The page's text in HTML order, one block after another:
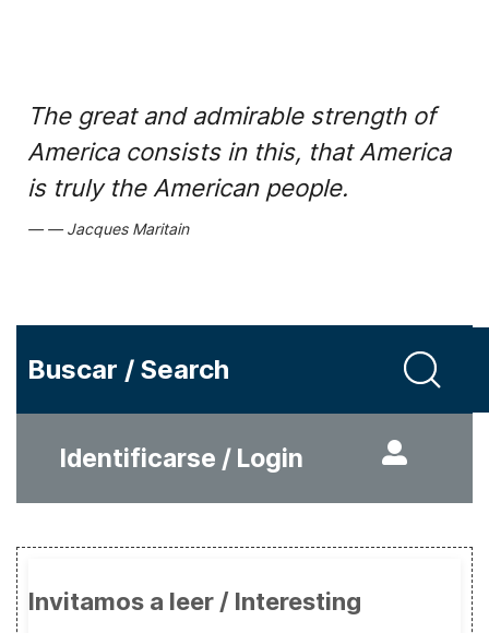
The great and admirable strength of
America consists in this, that America
is truly the American people.
Jacques Maritain
Buscar / Search
Identificarse / Login
Invitamos a leer / Interesting